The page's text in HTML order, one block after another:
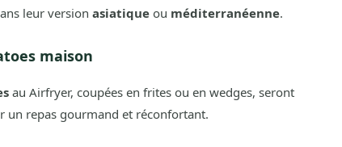
leur version asiatiqueou méditerranéenne.
maison
au Airfryer, coupées en frites ou en wedges, seront
un repas gourmand et réconfortant.